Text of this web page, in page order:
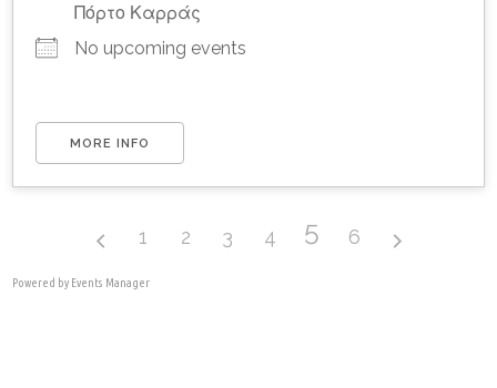
Πόρτο Καρράς
No upcoming events
MORE INFO
1 2 3 4 5 6
Powered by Events Manager